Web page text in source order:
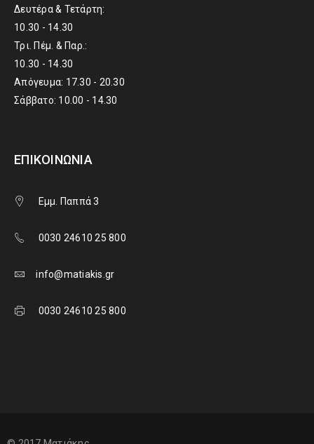
Δευτέρα & Τετάρτη:
10.30 - 14.30
Τρι. Πέμ. & Παρ.:
10.30 - 14.30
Απόγευμα: 17.30 - 20.30
Σάββατο: 10.00 - 14.30
ΕΠΙΚΟΙΝΩΝΊΑ
Εμμ. Παππά 3
0030 24610 25 800
info@matiakis.gr
0030 24610 25 800